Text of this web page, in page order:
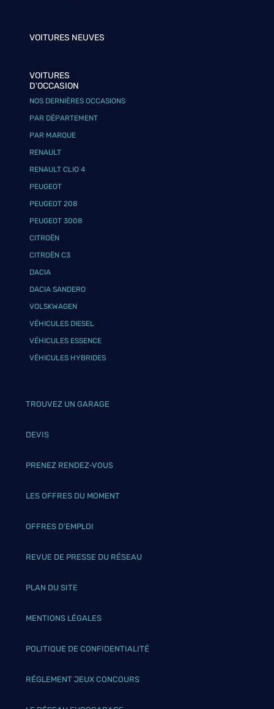
VOITURES NEUVES
VOITURES
D'OCCASION
NOS DERNIÈRES OCCASIONS
PAR DÉPARTEMENT
PAR MARQUE
RENAULT
RENAULT CLIO 4
PEUGEOT
PEUGEOT 208
PEUGEOT 3008
CITROËN
CITROËN C3
DACIA
DACIA SANDERO
VOLSKWAGEN
VÉHICULES DIESEL
VÉHICULES ESSENCE
VÉHICULES HYBRIDES
TROUVEZ UN GARAGE
DEVIS
PRENEZ RENDEZ-VOUS
LES OFFRES DU MOMENT
OFFRES D’EMPLOI
REVUE DE PRESSE DU RÉSEAU
PLAN DU SITE
MENTIONS LÉGALES
POLITIQUE DE CONFIDENTIALITÉ
RÉGLEMENT JEUX CONCOURS